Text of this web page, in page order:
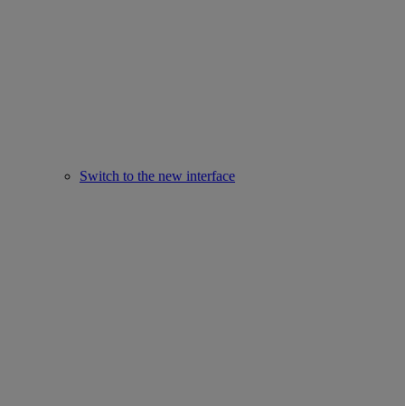
Switch to the new interface